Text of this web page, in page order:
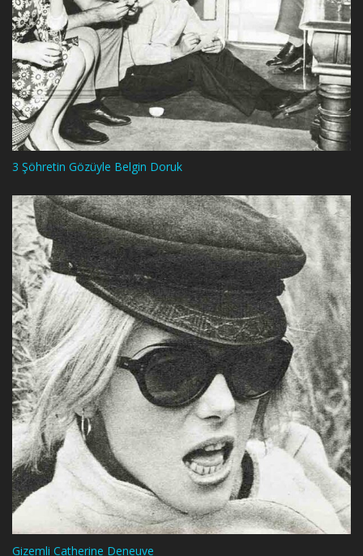
3 Şöhretin Gözüyle Belgin Doruk
Gizemli Catherine Deneuve